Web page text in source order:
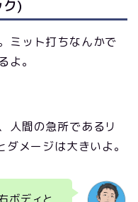
)
ミット打ちなんかで
よ。
人間の急所であるリ
メージは大きいよ。
ボディと